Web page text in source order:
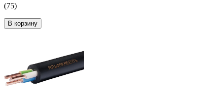
(75)
В корзину